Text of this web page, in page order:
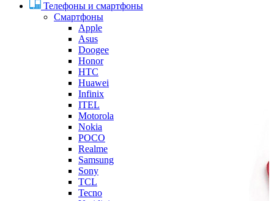
Телефоны и смартфоны
Смартфоны
Apple
Asus
Doogee
Honor
HTC
Huawei
Infinix
ITEL
Motorola
Nokia
POCO
Realme
Samsung
Sony
TCL
Tecno